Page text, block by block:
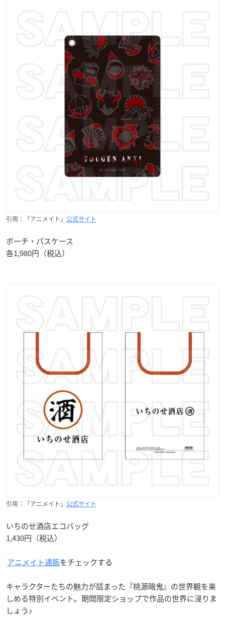
引用：「アニメイト」 公式サイト
ポーチ・パスケース
各1,980円（税込）
引用：「アニメイト」 公式サイト
いちのせ酒店エコバッグ
1,430円（税込）
アニメイト通販をチェックする
キャラクターたちの魅力が詰まった『桃源暗鬼』の世界観を楽
しめる特別イベント。期間限定ショップで作品の世界に浸りま
しょう♪